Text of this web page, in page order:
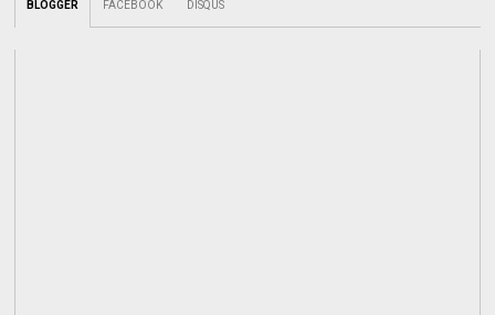
BLOGGER FACEBOOK DISQUS